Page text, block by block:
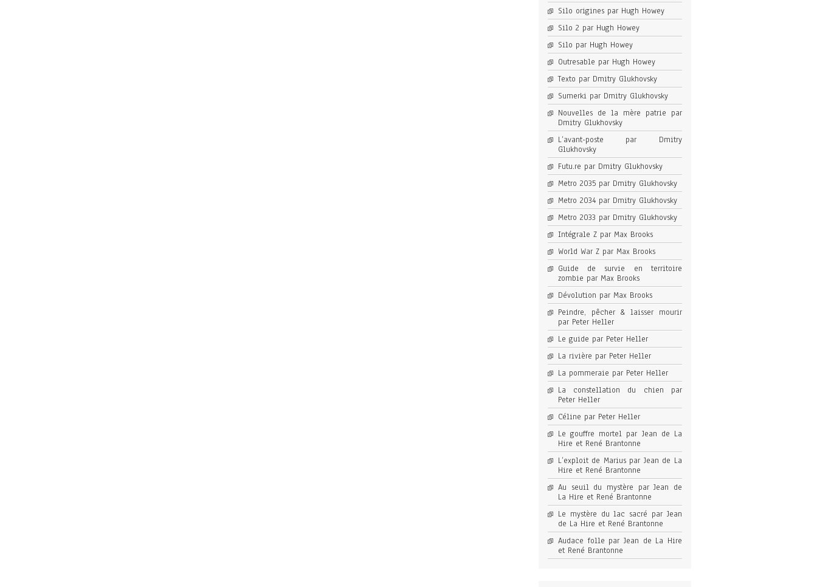
Silo origines par Hugh Howey
Silo 2 par Hugh Howey
Silo par Hugh Howey
Outresable par Hugh Howey
Texto par Dmitry Glukhovsky
Sumerki par Dmitry Glukhovsky
Nouvelles de la mère patrie par
Dmitry Glukhovsky
L’avant-poste par Dmitry
Glukhovsky
Futu.re par Dmitry Glukhovsky
Metro 2035 par Dmitry Glukhovsky
Metro 2034 par Dmitry Glukhovsky
Metro 2033 par Dmitry Glukhovsky
Intégrale Z par Max Brooks
World War Z par Max Brooks
Guide de survie en territoire
zombie par Max Brooks
Dévolution par Max Brooks
Peindre, pêcher & laisser mourir
par Peter Heller
Le guide par Peter Heller
La rivière par Peter Heller
La pommeraie par Peter Heller
La constellation du chien par
Peter Heller
Céline par Peter Heller
Le gouffre mortel par Jean de La
Hire et René Brantonne
L’exploit de Marius par Jean de La
Hire et René Brantonne
Au seuil du mystère par Jean de
La Hire et René Brantonne
Le mystère du lac sacré par Jean
de La Hire et René Brantonne
Audace folle par Jean de La Hire
et René Brantonne